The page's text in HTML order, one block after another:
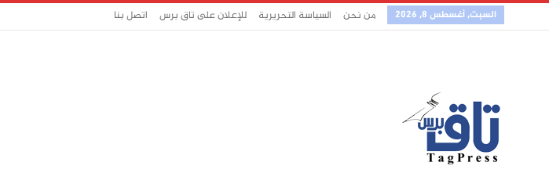
السبت, أغسطس 8, 2026 من نحن السياسة التحريرية للإعلان على تاق برس اتصل بنا